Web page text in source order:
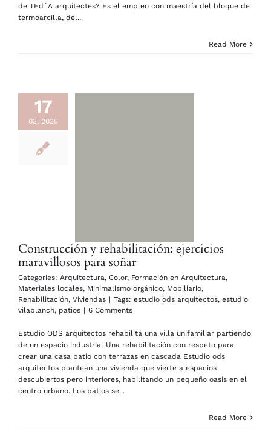
de TEd´A arquitectes? Es el empleo con maestría del bloque de
termoarcilla, del...
Read More
17
03, 2025
Construcción y rehabilitación: ejercicios
maravillosos para soñar
Categories: Arquitectura, Color, Formación en Arquitectura,
Materiales locales, Minimalismo orgánico, Mobiliario,
Rehabilitación, Viviendas | Tags: estudio ods arquitectos, estudio
vilablanch, patios | 6 Comments
Estudio ODS arquitectos rehabilita una villa unifamiliar partiendo
de un espacio industrial Una rehabilitación con respeto para
crear una casa patio con terrazas en cascada Estudio ods
arquitectos plantean una vivienda que vierte a espacios
descubiertos pero interiores, habilitando un pequeño oasis en el
centro urbano. Los patios se...
Read More